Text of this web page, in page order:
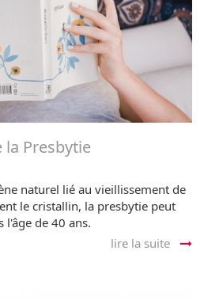
la Presbytie
naturel lié au vieillissement de
le cristallin, la presbytie peut
l'âge de 40 ans.
lire la suite